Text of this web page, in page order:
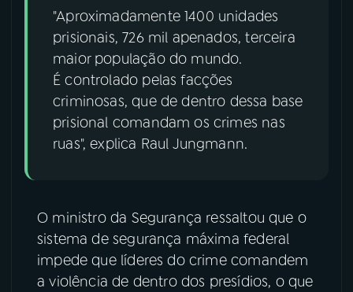
"Aproximadamente 1400 unidades
prisionais, 726 mil apenados, terceira
maior população do mundo.
É controlado pelas facções
criminosas, que de dentro dessa base
prisional comandam os crimes nas
ruas", explica Raul Jungmann.
O ministro da Segurança ressaltou que o
sistema de segurança máxima federal
impede que líderes do crime comandem
a violência de dentro dos presídios, o que